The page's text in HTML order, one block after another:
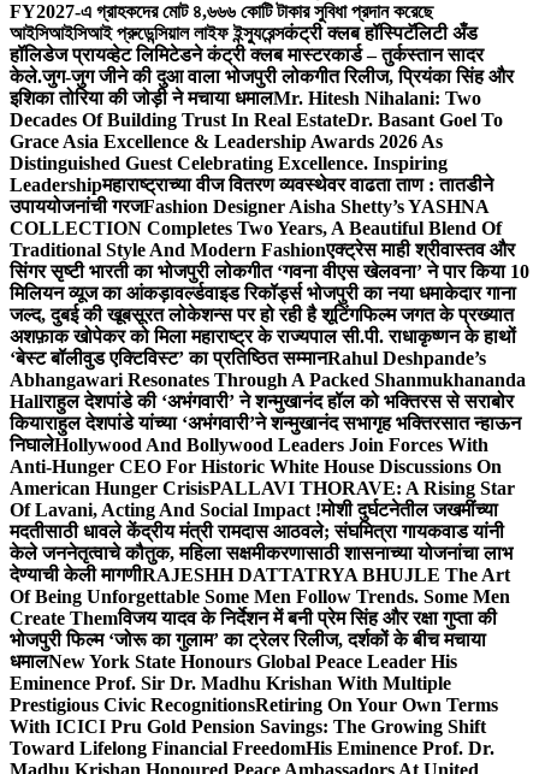
FY2027-এ গ্রাহকদের মোট ৪,৬৬৬ কোটি টাকার সুবিধা প্রদান করেছে
আইসিআইসিআই প্রুডেন্সিয়াল লাইফ ইন্স্যুরেন্সकंट्री क्लब हॉस्पिटॅलिटी अँड
हॉलिडेज प्रायव्हेट लिमिटेडने कंट्री क्लब मास्टरकार्ड – तुर्कस्तान सादर
केले.जुग-जुग जीने की दुआ वाला भोजपुरी लोकगीत रिलीज, प्रियंका सिंह और
इशिका तोरिया की जोड़ी ने मचाया धमालMr. Hitesh Nihalani: Two
Decades Of Building Trust In Real EstateDr. Basant Goel To
Grace Asia Excellence & Leadership Awards 2026 As
Distinguished Guest Celebrating Excellence. Inspiring
Leadershipमहाराष्ट्राच्या वीज वितरण व्यवस्थेवर वाढता ताण : तातडीने
उपाययोजनांची गरजFashion Designer Aisha Shetty’s YASHNA
COLLECTION Completes Two Years, A Beautiful Blend Of
Traditional Style And Modern Fashionएक्ट्रेस माही श्रीवास्तव और
सिंगर सृष्टी भारती का भोजपुरी लोकगीत ‘गवना वीएस खेलवना’ ने पार किया 10
मिलियन व्यूज का आंकड़ावर्ल्डवाइड रिकॉर्ड्स भोजपुरी का नया धमाकेदार गाना
जल्द, दुबई की खूबसूरत लोकेशन्स पर हो रही है शूटिंगफिल्म जगत के प्रख्यात
अशफ़ाक खोपेकर को मिला महाराष्ट्र के राज्यपाल सी.पी. राधाकृष्णन के हाथों
‘बेस्ट बॉलीवुड एक्टिविस्ट’ का प्रतिष्ठित सम्मानRahul Deshpande’s
Abhangawari Resonates Through A Packed Shanmukhananda
Hallराहुल देशपांडे की ‘अभंगवारी’ ने शन्मुखानंद हॉल को भक्तिरस से सराबोर
कियाराहुल देशपांडे यांच्या ‘अभंगवारी’ने शन्मुखानंद सभागृह भक्तिरसात न्हाऊन
निघालेHollywood And Bollywood Leaders Join Forces With
Anti-Hunger CEO For Historic White House Discussions On
American Hunger CrisisPALLAVI THORAVE: A Rising Star
Of Lavani, Acting And Social Impact !मोशी दुर्घटनेतील जखमींच्या
मदतीसाठी धावले केंद्रीय मंत्री रामदास आठवले; संघमित्रा गायकवाड यांनी
केले जननेतृत्वाचे कौतुक, महिला सक्षमीकरणासाठी शासनाच्या योजनांचा लाभ
देण्याची केली मागणीRAJESHH DATTATRYA BHUJLE The Art
Of Being Unforgettable Some Men Follow Trends. Some Men
Create Themविजय यादव के निर्देशन में बनी प्रेम सिंह और रक्षा गुप्ता की
भोजपुरी फिल्म ‘जोरू का गुलाम’ का ट्रेलर रिलीज, दर्शकों के बीच मचाया
धमालNew York State Honours Global Peace Leader His
Eminence Prof. Sir Dr. Madhu Krishan With Multiple
Prestigious Civic RecognitionsRetiring On Your Own Terms
With ICICI Pru Gold Pension Savings: The Growing Shift
Toward Lifelong Financial FreedomHis Eminence Prof. Dr.
Madhu Krishan Honoured Peace Ambassadors At United